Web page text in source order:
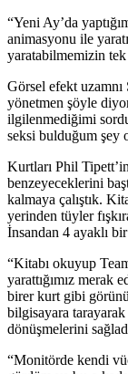
“Yeni Ay’da
animasyonu ile
yaratabilmemizin
Görsel efekt uzamnı
yönetmen şöyle
ilgilenmediğimi
seksi bulduğum şey
Kurtları Phil
benzeyeceklerini
kalmaya çalıştık.
yerinden tüyler
İnsandan 4 ayaklı
“Kitabı okuyup
yarattığımız merak
birer kurt gibi
bilgisayara
dönüşmelerini
“Monitörde kendi